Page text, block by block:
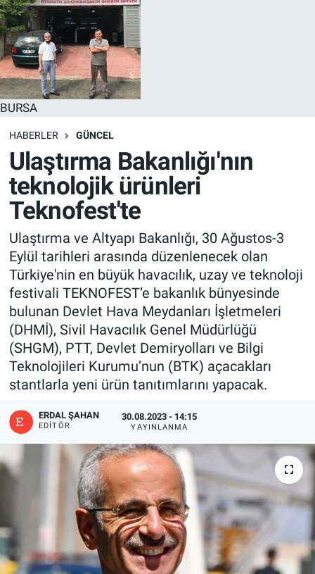
BURSA
HABERLER GÜNCEL
Ulaştırma Bakanlığı'nın
teknolojik ürünleri
Teknofest'te
Ulaştırma ve Altyapı Bakanlığı, 30 Ağustos-3
Eylül tarihleri arasında düzenlenecek olan
Türkiye'nin en büyük havacılık, uzay ve teknoloji
festivali TEKNOFEST’e bakanlık bünyesinde
bulunan Devlet Hava Meydanları İşletmeleri
(DHMİ), Sivil Havacılık Genel Müdürlüğü
(SHGM), PTT, Devlet Demiryolları ve Bilgi
Teknolojileri Kurumu’nun (BTK) açacakları
stantlarla yeni ürün tanıtımlarını yapacak.
ERDAL ŞAHAN
EDITÖR
30.08.2023 - 14:15
YAYINLANMA